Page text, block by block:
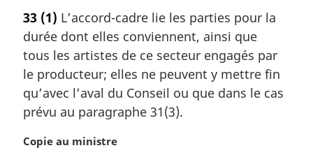
t
e
m
a
g
i
33 (1) L’accord-cadre lie les parties pour la
durée dont elles conviennent, ainsi que
tous les artistes de ce secteur engagés par
le producteur; elles ne peuvent y mettre fin
qu’avec l’aval du Conseil ou que dans le cas
prévu au paragraphe 31(3).
N
Copie au ministre